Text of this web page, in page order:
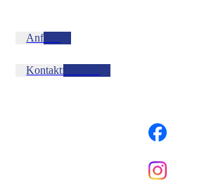
Anfahrt
Kontaktformular